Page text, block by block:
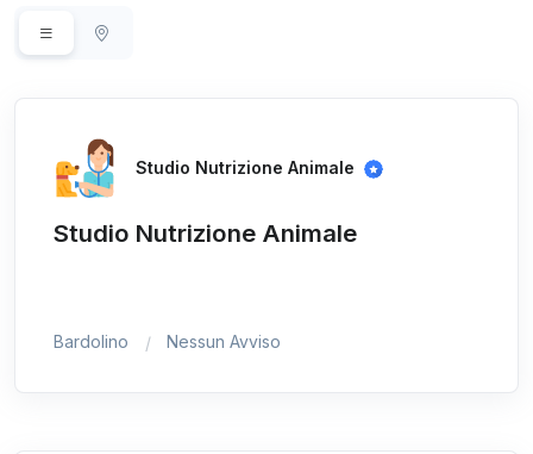
Studio Nutrizione Animale
Studio Nutrizione Animale
Bardolino Nessun Avviso